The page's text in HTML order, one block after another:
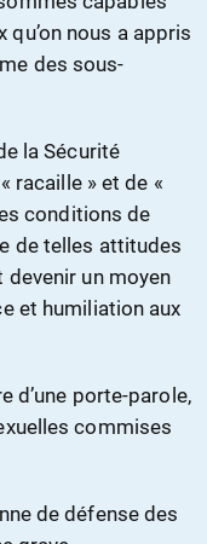
qu’on nous a appris
des sous-
la Sécurité
racaille » et de «
conditions de
de telles attitudes
devenir un moyen
et humiliation aux
d’une porte-parole,
commises
de défense des